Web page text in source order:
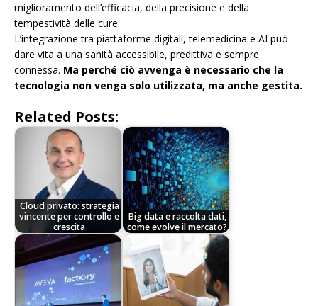
miglioramento dell’efficacia, della precisione e della
tempestività delle cure.
L’integrazione tra piattaforme digitali, telemedicina e AI può
dare vita a una sanità accessibile, predittiva e sempre
connessa. Ma perché ciò avvenga è necessario che la
tecnologia non venga solo utilizzata, ma anche gestita.
Related Posts:
Cloud privato: strategia
vincente per controllo e
crescita
Big data e raccolta dati,
come evolve il mercato?